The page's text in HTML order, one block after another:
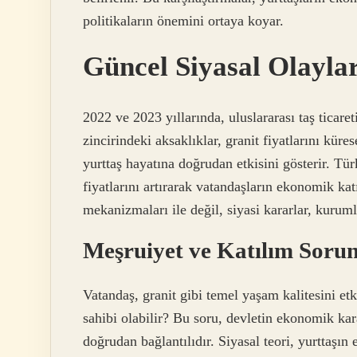
politikaların önemini ortaya koyar.
Güncel Siyasal
2022 ve 2023 yıllarında, uluslararası taş
zincirindeki aksaklıklar, granit fiyatlarını
yurttaş hayatına doğrudan etkisini gösterir.
fiyatlarını artırarak vatandaşların ekonomik
mekanizmaları ile değil, siyasi kararlar,
Meşruiyet ve Katılım
Vatandaş, granit gibi temel yaşam kalitesini
sahibi olabilir? Bu soru, devletin ekonomik
doğrudan bağlantılıdır. Siyasal teori,